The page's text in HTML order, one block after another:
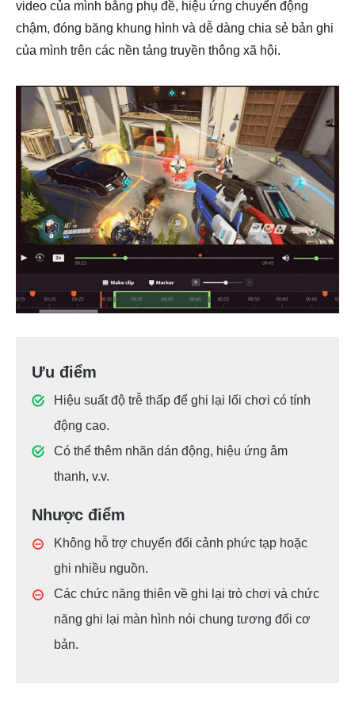
video của mình bằng phụ đề, hiệu ứng chuyển động
chậm, đóng băng khung hình và dễ dàng chia sẻ bản ghi
của mình trên các nền tảng truyền thông xã hội.
Ưu điểm
Hiệu suất độ trễ thấp để ghi lại lối chơi có tính
động cao.
Có thể thêm nhãn dán động, hiệu ứng âm
thanh, v.v.
Nhược điểm
Không hỗ trợ chuyển đổi cảnh phức tạp hoặc
ghi nhiều nguồn.
Các chức năng thiên về ghi lại trò chơi và chức
năng ghi lại màn hình nói chung tương đối cơ
bản.